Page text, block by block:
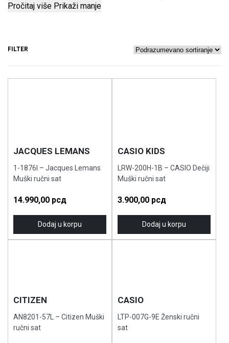
Pročitaj više Prikaži manje
FILTER
JACQUES LEMANS
1-1876I – Jacques Lemans
Muški ručni sat
14.990,00 рсд
Dodaj u korpu
CASIO KIDS
LRW-200H-1B – CASIO Dečiji
Muški ručni sat
3.900,00 рсд
Dodaj u korpu
CITIZEN
AN8201-57L – Citizen Muški
ručni sat
CASIO
LTP-007G-9E Ženski ručni
sat